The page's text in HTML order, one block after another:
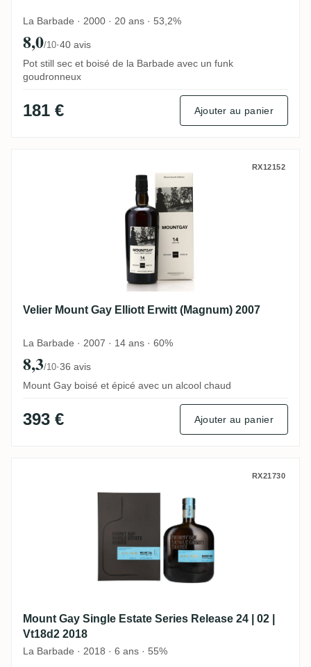
La Barbade · 2000 · 20 ans · 53,2%
8,0/10·40 avis
Pot still sec et boisé de la Barbade avec un funk
goudronneux
181 € Ajouter au panier
Velier Mount Gay Elliott Erwitt (Magnum)
RX12152
Velier Mount Gay Elliott Erwitt (Magnum) 2007
La Barbade · 2007 · 14 ans · 60%
8,3/10·36 avis
Mount Gay boisé et épicé avec un alcool chaud
393 € Ajouter au panier
Mount Gay Single Estate Series Release
RX21730
Mount Gay Single Estate Series Release 24 | 02 |
Vt18d2 2018
La Barbade · 2018 · 6 ans · 55%